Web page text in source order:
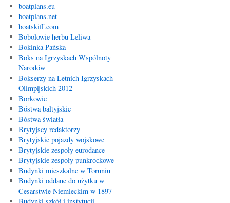
boatplans.eu
boatplans.net
boatskiff.com
Bobolowie herbu Leliwa
Bokinka Pańska
Boks na Igrzyskach Wspólnoty
Narodów
Bokserzy na Letnich Igrzyskach
Olimpijskich 2012
Borkowie
Bóstwa bałtyjskie
Bóstwa światła
Brytyjscy redaktorzy
Brytyjskie pojazdy wojskowe
Brytyjskie zespoły eurodance
Brytyjskie zespoły punkrockowe
Budynki mieszkalne w Toruniu
Budynki oddane do użytku w
Cesarstwie Niemieckim w 1897